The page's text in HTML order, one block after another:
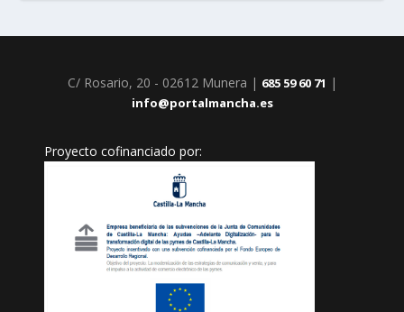
C/ Rosario, 20 - 02612 Munera | 685 59 60 71 |
info@portalmancha.es
Proyecto cofinanciado por: